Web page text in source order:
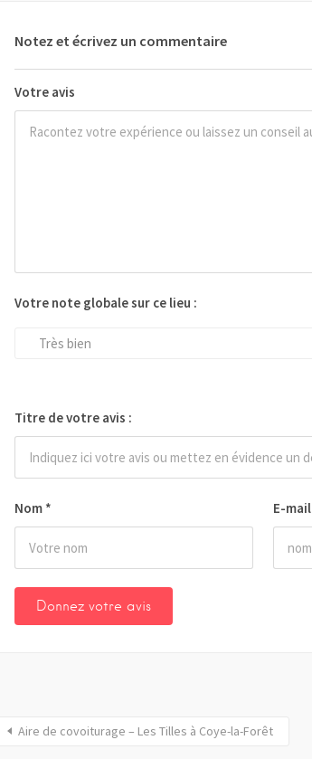
Notez et écrivez un commentaire
Votre avis
Nom * E-mail
Votre note globale sur ce lieu :
Très bien
Titre de votre avis :
Aire de covoiturage – Les Tilles à Coye-la-Forêt